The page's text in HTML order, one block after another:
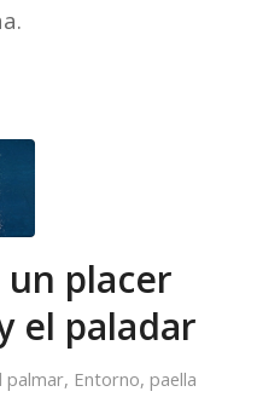
un placer
el paladar
palmar, Entorno, paella